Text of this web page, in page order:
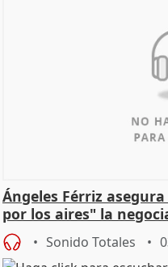
Ángeles Férriz
por los aires" la
SMA
Sonido Totales